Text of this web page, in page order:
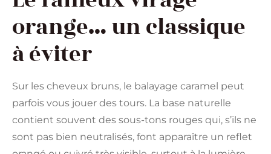
orange… un classique
à éviter
Sur les cheveux bruns, le balayage caramel peut
parfois vous jouer des tours. La base naturelle
contient souvent des sous-tons rouges qui, s’ils ne
sont pas bien neutralisés, font apparaître un reflet